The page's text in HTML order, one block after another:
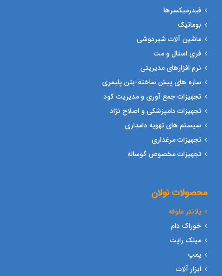
فیدرمیکسرها
بوماتیک
ماشین آلات شیردوشی
فری استال و مت
نرم افزارهای مدیریتی
سازه های پیش ساخته-بتن پلیمری
تجهیزات جمع آوری و مدیریت کود
تجهیزات دامپزشکی و اصلاح نژاد
سیستم های تهویه دامداری
تجهیزات مرغداری
تجهیزات مخصوص گوساله
محصولات نولان
پلانتر علوفه
خوراک دام
میلک رایت
پمپ
ابزار آلات